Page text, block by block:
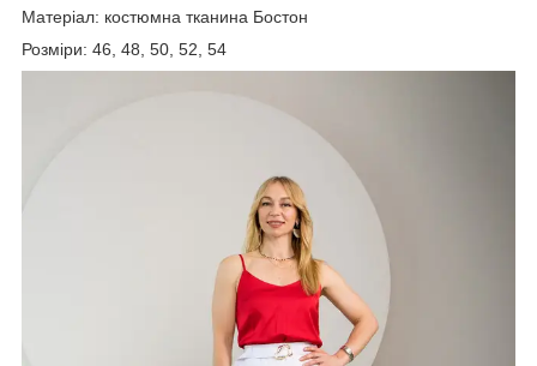
Матеріал: костюмна тканина Бостон
Розміри: 46, 48, 50, 52, 54